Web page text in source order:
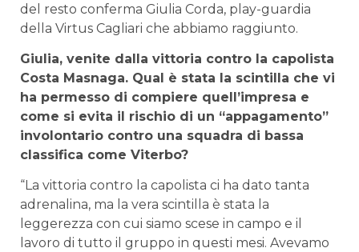
del resto conferma Giulia Corda, play-guardia
della Virtus Cagliari che abbiamo raggiunto.
Giulia, venite dalla vittoria contro la capolista
Costa Masnaga. Qual è stata la scintilla che vi
ha permesso di compiere quell’impresa e
come si evita il rischio di un “appagamento”
involontario contro una squadra di bassa
classifica come Viterbo?
“La vittoria contro la capolista ci ha dato tanta
adrenalina, ma la vera scintilla è stata la
leggerezza con cui siamo scese in campo e il
lavoro di tutto il gruppo in questi mesi. Avevamo